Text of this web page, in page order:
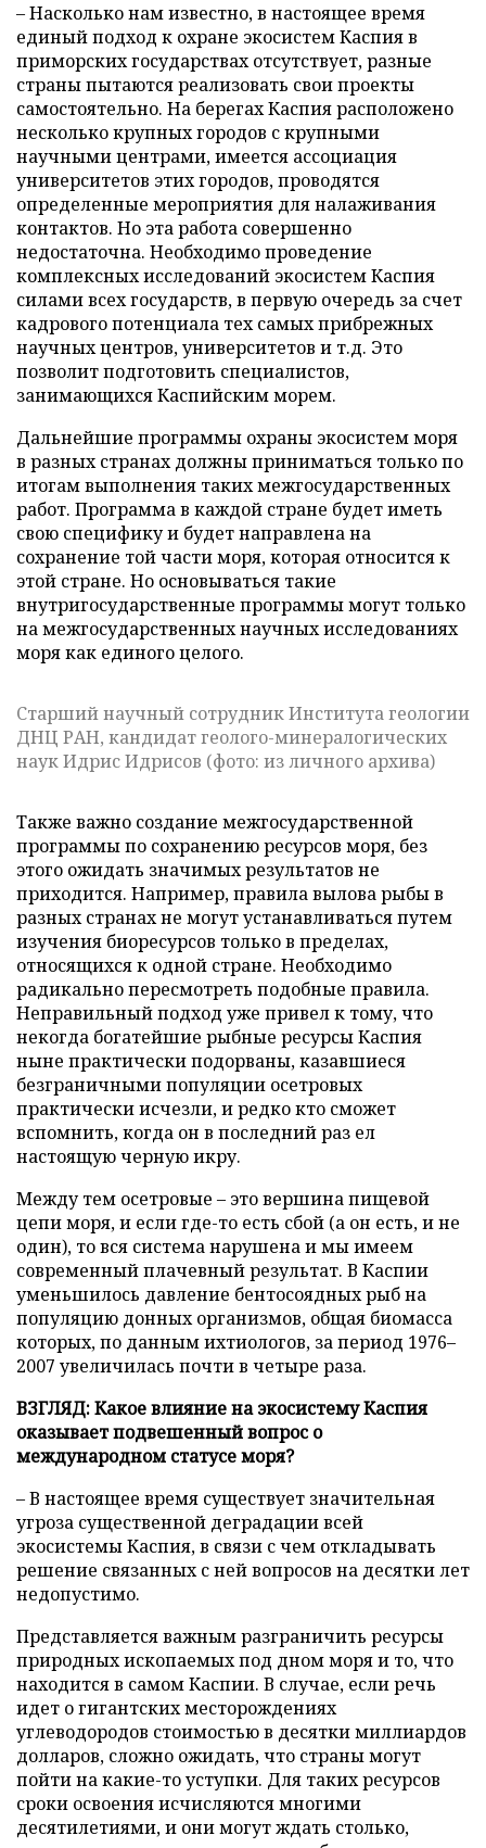
– Насколько нам известно, в настоящее время
единый подход к охране экосистем Каспия в
приморских государствах отсутствует, разные
страны пытаются реализовать свои проекты
самостоятельно. На берегах Каспия расположено
несколько крупных городов с крупными
научными центрами, имеется ассоциация
университетов этих городов, проводятся
определенные мероприятия для налаживания
контактов. Но эта работа совершенно
недостаточна. Необходимо проведение
комплексных исследований экосистем Каспия
силами всех государств, в первую очередь за счет
кадрового потенциала тех самых прибрежных
научных центров, университетов и т.д. Это
позволит подготовить специалистов,
занимающихся Каспийским морем.
Дальнейшие программы охраны экосистем моря
в разных странах должны приниматься только по
итогам выполнения таких межгосударственных
работ. Программа в каждой стране будет иметь
свою специфику и будет направлена на
сохранение той части моря, которая относится к
этой стране. Но основываться такие
внутригосударственные программы могут только
на межгосударственных научных исследованиях
моря как единого целого.
Старший научный сотрудник Института геологии
ДНЦ РАН, кандидат геолого-минералогических
наук Идрис Идрисов (фото: из личного архива)
Также важно создание межгосударственной
программы по сохранению ресурсов моря, без
этого ожидать значимых результатов не
приходится. Например, правила вылова рыбы в
разных странах не могут устанавливаться путем
изучения биоресурсов только в пределах,
относящихся к одной стране. Необходимо
радикально пересмотреть подобные правила.
Неправильный подход уже привел к тому, что
некогда богатейшие рыбные ресурсы Каспия
ныне практически подорваны, казавшиеся
безграничными популяции осетровых
практически исчезли, и редко кто сможет
вспомнить, когда он в последний раз ел
настоящую черную икру.
Между тем осетровые – это вершина пищевой
цепи моря, и если где-то есть сбой (а он есть, и не
один), то вся система нарушена и мы имеем
современный плачевный результат. В Каспии
уменьшилось давление бентосоядных рыб на
популяцию донных организмов, общая биомасса
которых, по данным ихтиологов, за период 1976–
2007 увеличилась почти в четыре раза.
ВЗГЛЯД: Какое влияние на экосистему Каспия
оказывает подвешенный вопрос о
международном статусе моря?
– В настоящее время существует значительная
угроза существенной деградации всей
экосистемы Каспия, в связи с чем откладывать
решение связанных с ней вопросов на десятки лет
недопустимо.
Представляется важным разграничить ресурсы
природных ископаемых под дном моря и то, что
находится в самом Каспии. В случае, если речь
идет о гигантских месторождениях
углеводородов стоимостью в десятки миллиардов
долларов, сложно ожидать, что страны могут
пойти на какие-то уступки. Для таких ресурсов
сроки освоения исчисляются многими
десятилетиями, и они могут ждать столько,